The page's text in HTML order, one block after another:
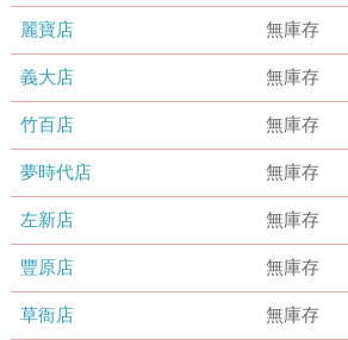
麗寶店 無庫存
義大店 無庫存
竹百店 無庫存
夢時代店 無庫存
左新店 無庫存
豐原店 無庫存
草衙店 無庫存